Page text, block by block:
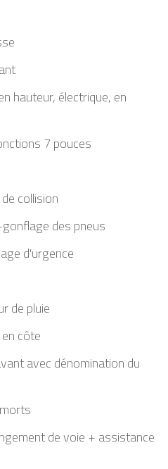
hauteur, électrique, en
7 pouces
collision
des pneus
d'urgence
de pluie
côte
avec dénomination du
de voie + assistance